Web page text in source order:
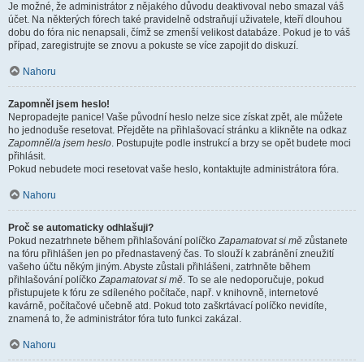
Je možné, že administrátor z nějakého důvodu deaktivoval nebo smazal váš
účet. Na některých fórech také pravidelně odstraňují uživatele, kteří dlouhou
dobu do fóra nic nenapsali, čímž se zmenší velikost databáze. Pokud je to váš
případ, zaregistrujte se znovu a pokuste se více zapojit do diskuzí.
Nahoru
Zapomněl jsem heslo!
Nepropadejte panice! Vaše původní heslo nelze sice získat zpět, ale můžete
ho jednoduše resetovat. Přejděte na přihlašovací stránku a klikněte na odkaz
Zapomněl/a jsem heslo. Postupujte podle instrukcí a brzy se opět budete moci
přihlásit.
Pokud nebudete moci resetovat vaše heslo, kontaktujte administrátora fóra.
Nahoru
Proč se automaticky odhlašuji?
Pokud nezatrhnete během přihlašování políčkoZapamatovat si mě zůstanete
na fóru přihlášen jen po přednastavený čas. To slouží k zabránění zneužití
vašeho účtu někým jiným. Abyste zůstali přihlášeni, zatrhněte během
přihlašování políčkoZapamatovat si mě. To se ale nedoporučuje, pokud
přistupujete k fóru ze sdíleného počítače, např. v knihovně, internetové
kavárně, počítačové učebně atd. Pokud toto zaškrtávací políčko nevidíte,
znamená to, že administrátor fóra tuto funkci zakázal.
Nahoru